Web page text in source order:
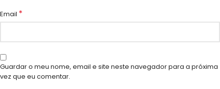
Email *
Guardar o meu nome, email e site neste navegador para a próxima
vez que eu comentar.